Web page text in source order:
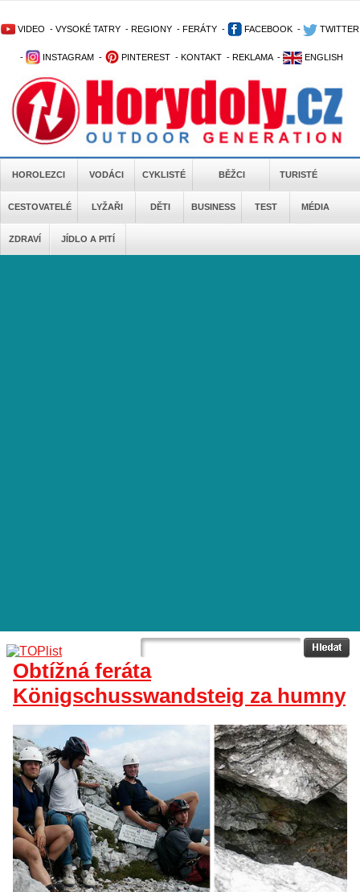
VIDEO - VYSOKÉ TATRY - REGIONY - FERÁTY - FACEBOOK - TWITTER
- INSTAGRAM - PINTEREST - KONTAKT - REKLAMA - ENGLISH
HOROLEZCI VODÁCI CYKLISTÉ BĚŽCI TURISTÉ
CESTOVATELÉ LYŽAŘI DĚTI BUSINESS TEST MÉDIA
ZDRAVÍ JÍDLO A PITÍ
Obtížná feráta
Königschusswandsteig za humny